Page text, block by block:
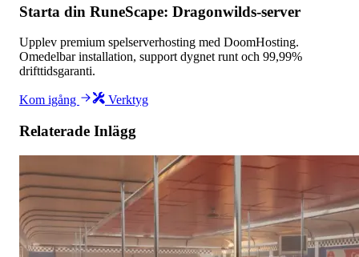
Starta din RuneScape: Dragonwilds-server
Upplev premium spelserverhosting med DoomHosting.
Omedelbar installation, support dygnet runt och 99,99%
drifttidsgaranti.
Kom igång Verktyg
Relaterade Inlägg